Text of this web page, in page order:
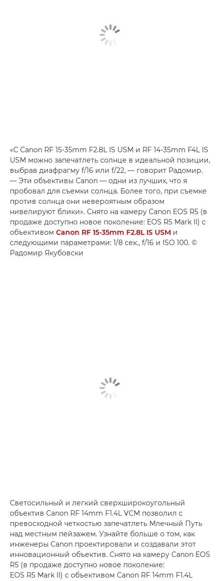
«С Canon RF 15-35mm F2.8L IS USM и RF 14-35mm F4L IS
USM можно запечатлеть солнце в идеальной позиции,
выбрав диафрагму f/16 или f/22, — говорит Радомир.
— Эти объективы Canon — одни из лучших, что я
пробовал для съемки солнца. Более того, при съемке
против солнца они невероятным образом
нивелируют блики». Снято на камеру Canon EOS R5 (в
продаже доступно новое поколение: EOS R5 Mark II) с
объективом Canon RF 15-35mm F2.8L IS USM и
следующими параметрами: 1/8 сек., f/16 и ISO 100. ©
Радомир Якубовски
Светосильный и легкий сверхширокоугольный
объектив Canon RF 14mm F1.4L VCM позволил с
превосходной четкостью запечатлеть Млечный Путь
над местным пейзажем. Узнайте больше о том, как
инженеры Canon проектировали и создавали этот
инновационный объектив. Снято на камеру Canon EOS
R5 (в продаже доступно новое поколение:
EOS R5 Mark II) с объективом Canon RF 14mm F1.4L